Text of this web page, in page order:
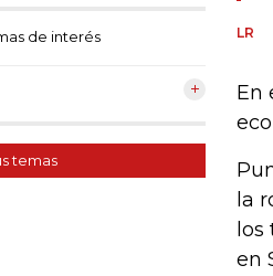
de interés
temas
LR
En
la
en